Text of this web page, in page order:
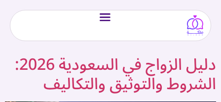
دليل الزواج في السعودية 2026:
الشروط والتوثيق والتكاليف